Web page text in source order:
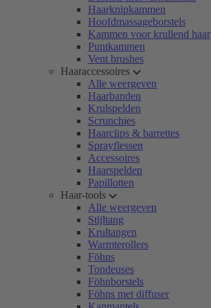
Haarknipkammen
Hoofdmassageborstels
Kammen voor krullend haar
Puntkammen
Vent brushes
Haaraccessoires
Alle weergeven
Haarbanden
Krulspelden
Scrunchies
Haarclips & barrettes
Sprayflessen
Accessoires
Haarspelden
Papillotten
Haar-tools
Alle weergeven
Stijltang
Krultangen
Warmterollers
Föhns
Tondeuses
Föhnborstels
Föhns met diffuser